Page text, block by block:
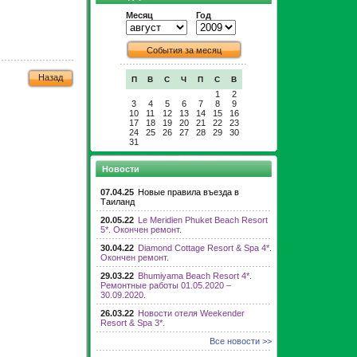
Назад
Месяц
Год
События за месяц
П В С Ч П С В
1
2
3
4 5 6 7 8
9
10
11 12 13 14 15
16
17
18 19 20 21 22
23
24
25 26 27 28 29
30
31
Новости
07.04.25 Новые правила въезда в
Таиланд
20.05.22 Le Meridien Phuket Beach Resort
5*. Окончен ремонт.
30.04.22 Diamond Cottage Resort & Spa 4*.
Окончен ремонт.
29.03.22 Bhumiyama Beach Resort 4*.
Ремонтные работы 01.05.2020 –
30.09.2020.
26.03.22 Новости отеля Weekender
Resort & Spa 3*.
Все новости >>